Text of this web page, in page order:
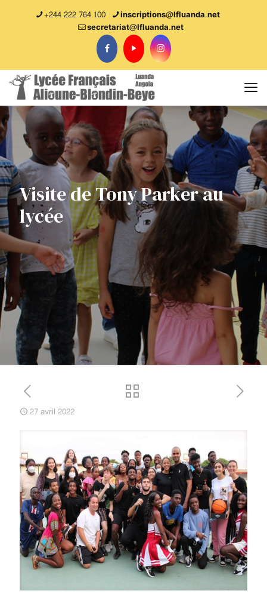
+244 222 764 100
inscriptions@lfluanda.net
secretariat@Ifluanda.net
Visite de Tony Parker au
lycée
27 avril 2022